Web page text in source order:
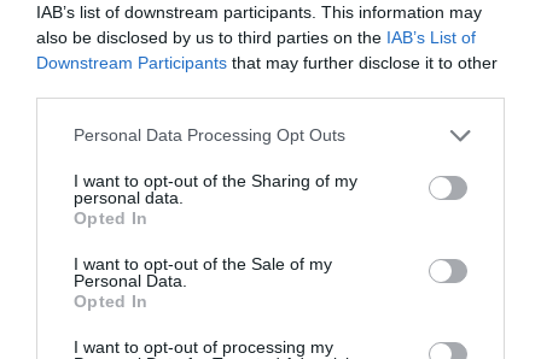
IAB’s list of downstream participants. This information may
also be disclosed by us to third parties on the IAB’s List of
Downstream Participants that may further disclose it to other
Please note that this website/app uses one or more Google
not limited to your visit or usage behaviour. You may click to
grant or deny consent to Google and its third-party tags to
use your data for below specified purposes in below Google
consent section.
Personal Data Processing Opt Outs
I want to opt-out of the Sharing of my
personal data.
Opted In
I want to opt-out of the Sale of my
Personal Data.
Opted In
I want to opt-out of processing my
PRONEWS.GR /OPINION MAKERS
Το «ΝΑΙ» στη «συνεκμετάλλευση»
προετοιμάζει τις Πρέσπες Νο2…
22.02.2023 | 12:02